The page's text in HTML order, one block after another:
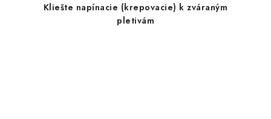
Kliešte napínacie (krepovacie) k zváraným
pletivám